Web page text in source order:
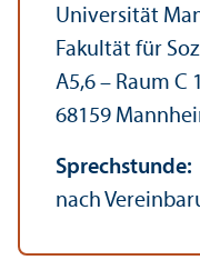
Universität
Fakultät für
A5,6 – Raum C
68159
Sprechstunde:
nach